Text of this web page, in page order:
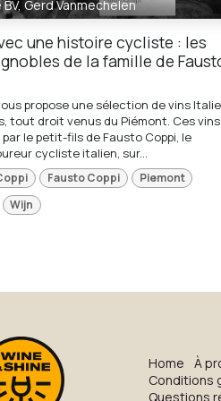
BV, Gerd Vanmechelen
une histoire cycliste : les
de la famille de
propose une sélection de vins
tout droit venus du Piémont. Ces vins
le petit-fils de Fausto Coppi, le
cycliste italien, sur...
Fausto Coppi
Piemont
Wijn
H​o​me À
Conditions
Questions